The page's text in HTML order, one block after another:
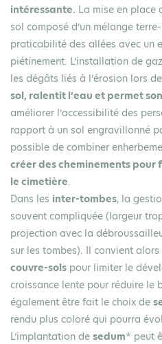
intéressante. La mise en place
sol composé d’un mélange
praticabilité des allées avec un
piétinement. L’installation de
les dégâts liés à l’érosion lors
sol, ralentit l’eau et permet
améliorer l’accessibilité des
rapport à un sol engravillonné
possible de combiner
créer des cheminements
le cimetière.
Dans les inter-tombes, la
souvent compliquée (largeur
projection avec la
sur les tombes). Il convient alors
couvre-sols pour limiter le
croissance lente pour réduire le
également être fait le choix de
rendu plus coloré qui pourra
L’implantation de sedum* peut